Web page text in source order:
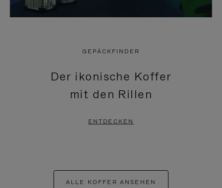
GEPÄCKFINDER
Der ikonische Koffer
mit den Rillen
ENTDECKEN
ALLE KOFFER ANSEHEN